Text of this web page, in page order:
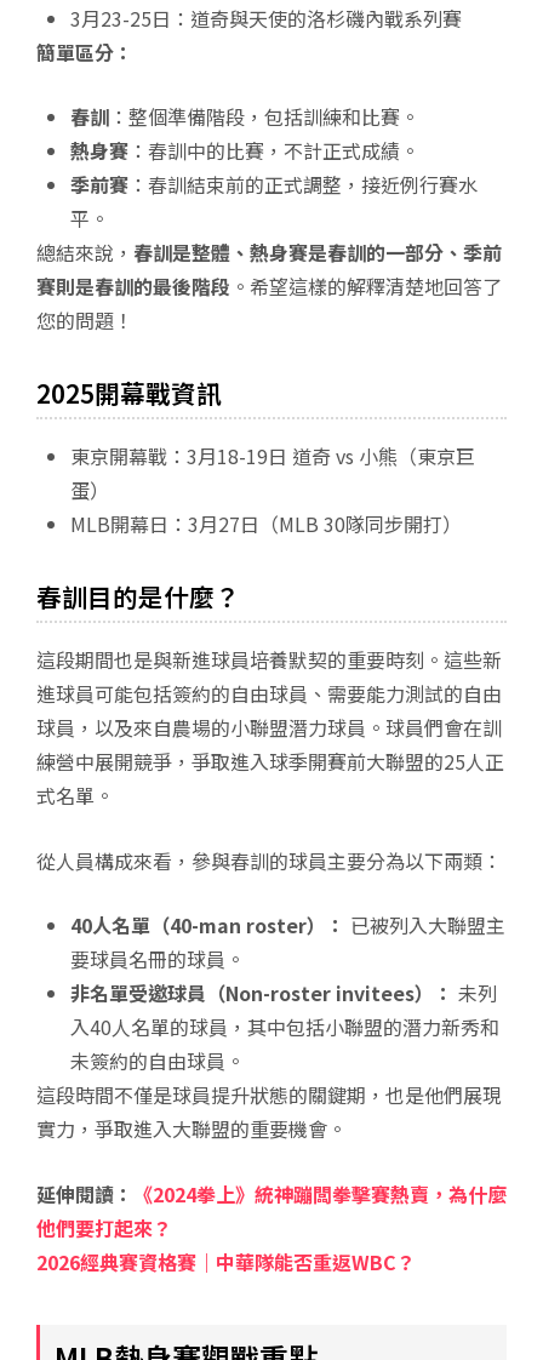
3月23-25日：道奇與天使的洛杉磯內戰系列賽
簡單區分：
春訓 ：整個準備階段，包括訓練和比賽。
熱身賽 ：春訓中的比賽，不計正式成績。
季前賽 ：春訓結束前的正式調整，接近例行賽水
平。
總結來說， 春訓是整體、熱身賽是春訓的一部分、季前
賽則是春訓的最後階段 。希望這樣的解釋清楚地回答了
您的問題！
2025開幕戰資訊
東京開幕戰：3月18-19日 道奇 vs 小熊（東京巨
蛋）
MLB開幕日：3月27日（MLB 30隊同步開打）
春訓目的是什麼？
這段期間也是與新進球員培養默契的重要時刻。這些新
進球員可能包括簽約的自由球員、需要能力測試的自由
球員，以及來自農場的小聯盟潛力球員。球員們會在訓
練營中展開競爭，爭取進入球季開賽前大聯盟的25人正
式名單。
從人員構成來看，參與春訓的球員主要分為以下兩類：
40人名單（40-man roster）： 已被列入大聯盟主
要球員名冊的球員。
非名單受邀球員（Non-roster invitees）： 未列
入40人名單的球員，其中包括小聯盟的潛力新秀和
未簽約的自由球員。
這段時間不僅是球員提升狀態的關鍵期，也是他們展現
實力，爭取進入大聯盟的重要機會。
延伸閱讀：
《2024拳上》統神蹦闆拳擊賽熱賣，為什麼
他們要打起來？
2026經典賽資格賽｜中華隊能否重返WBC？